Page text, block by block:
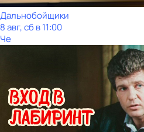
Дальнобойщики
8 авг, сб в 11:00
Че